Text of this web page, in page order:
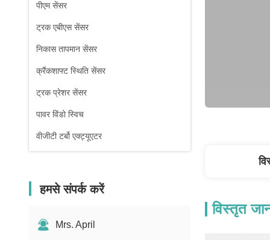
पीएम सेंसर
ट्रक एबीएस सेंसर
निकास तापमान सेंसर
क्रैंकशाफ्ट स्थिति सेंसर
ट्रक प्रेशर सेंसर
पावर विंडो स्विच
वीजीटी टर्बो एक्ट्यूएटर
हमसे संपर्क करें
Mrs. April
विस्तृत